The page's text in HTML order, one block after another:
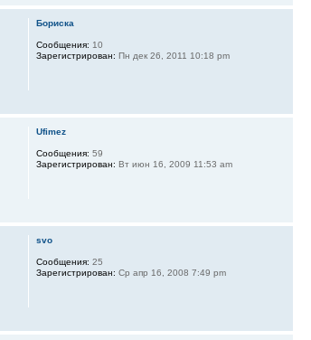
Бориска
Сообщения: 10
Зарегистрирован: Пн дек 26, 2011 10:18 pm
Ufimez
Сообщения: 59
Зарегистрирован: Вт июн 16, 2009 11:53 am
svo
Сообщения: 25
Зарегистрирован: Ср апр 16, 2008 7:49 pm